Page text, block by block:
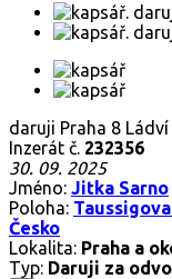
daruji Praha 8 Ládví
Inzerát č. 232356
30. 09. 2025
Jméno: Jitka Sarno
Poloha:
Česko
Lokalita: Praha a
Typ: Daruji za